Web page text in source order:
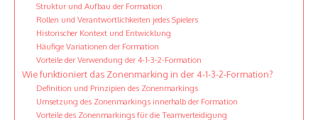
Struktur und Aufbau der Formation
Rollen und Verantwortlichkeiten jedes Spielers
Historischer Kontext und Entwicklung
Häufige Variationen der Formation
Vorteile der Verwendung der 4-1-3-2-Formation
Wie funktioniert das Zonenmarking in der 4-1-3-2-Formation?
Definition und Prinzipien des Zonenmarkings
Umsetzung des Zonenmarkings innerhalb der Formation
Vorteile des Zonenmarkings für die Teamverteidigung